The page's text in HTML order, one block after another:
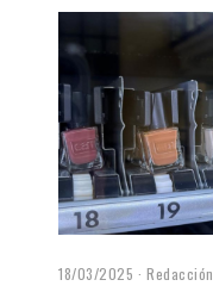
18/03/2025 Redacción